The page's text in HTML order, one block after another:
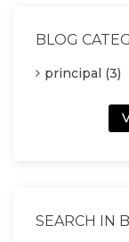
BLOG
principal (3)
SEARCH IN